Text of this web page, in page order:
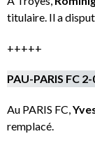
titulaire. Il a
+++++
PAU-PARIS FC
Au PARIS FC,
remplacé.